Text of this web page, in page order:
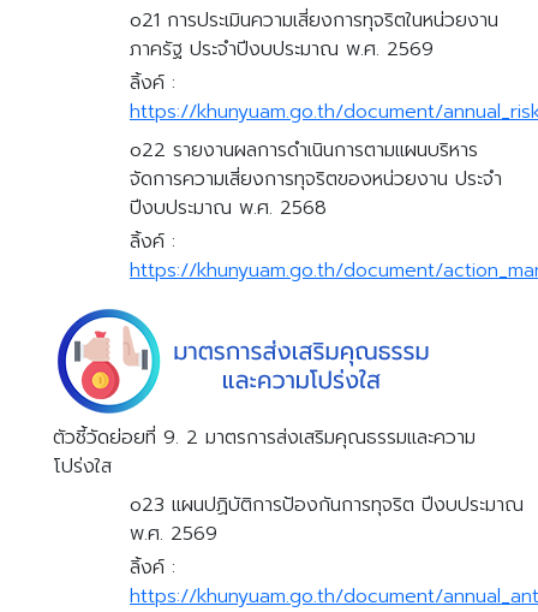
o21 การประเมินความเสี่ยงการทุจริตในหน่วยงาน
ภาครัฐ ประจำปีงบประมาณ พ.ศ. 2569
ลิ้งค์ :
https://khunyuam.go.th/document/
o22 รายงานผลการดำเนินการตามแผนบริหาร
จัดการความเสี่ยงการทุจริตของหน่วยงาน ประจำ
ปีงบประมาณ พ.ศ. 2568
ลิ้งค์ :
https://khunyuam.go.th/document/
ตัวชี้วัดย่อยที่ 9. 2 มาตรการส่งเสริมคุณธรรมและความ
โปร่งใส
o23 แผนปฏิบัติการป้องกันการทุจริต ปีงบประมาณ
พ.ศ. 2569
ลิ้งค์ :
https://khunyuam.go.th/document/